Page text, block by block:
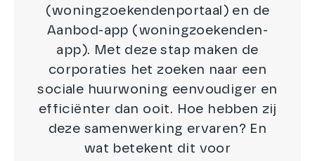
(woningzoekendenportaal) en de
Aanbod-app (woningzoekenden-
app). Met deze stap maken de
corporaties het zoeken naar een
sociale huurwoning eenvoudiger en
efficiënter dan ooit. Hoe hebben zij
deze samenwerking ervaren? En
wat betekent dit voor